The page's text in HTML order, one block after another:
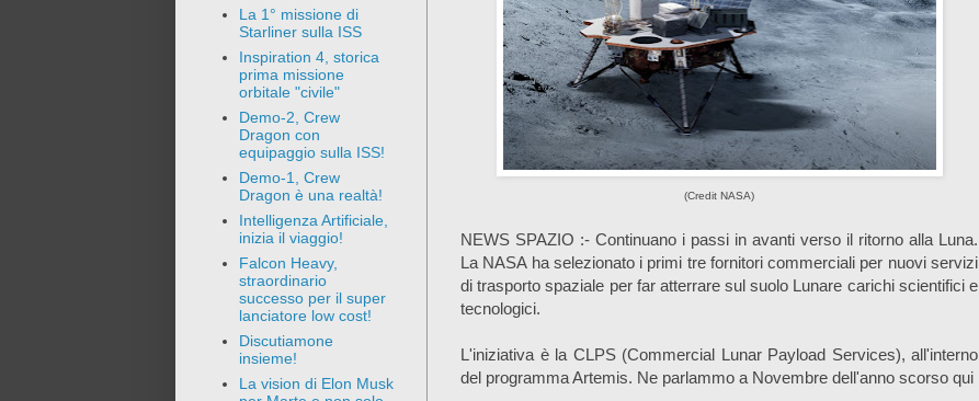
(Credit NASA)
NEWS SPAZIO :- Continuano i passi in avanti verso il ritorno alla Luna.
La NASA ha selezionato i primi tre fornitori commerciali per nuovi servizi
di trasporto spaziale per far atterrare sul suolo Lunare carichi scientifici e
tecnologici.
L'iniziativa è la CLPS (Commercial Lunar Payload Services), all'interno
del programma Artemis. Ne parlammo a Novembre dell'anno scorso qui
La 1° missione di
Starliner sulla ISS
Inspiration 4, storica
prima missione
orbitale "civile"
Demo-2, Crew
Dragon con
equipaggio sulla ISS!
Demo-1, Crew
Dragon è una realtà!
Intelligenza Artificiale,
inizia il viaggio!
Falcon Heavy,
straordinario
successo per il super
lanciatore low cost!
Discutiamone
insieme!
La vision di Elon Musk